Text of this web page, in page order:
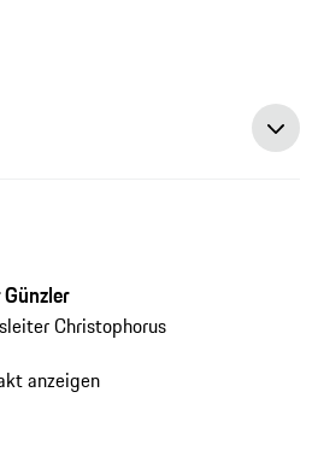
Christophorus
anzeigen